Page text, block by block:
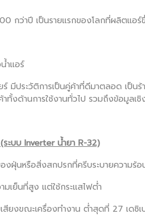
กว่าปี เป็นรายแรกของโลกที่ผลิตแ
ำแอร์
ร์ มีประวัติการเป็นคู่ค้าที่ดีมาตลอด เป็
ทั้งด้านการใช้งานทั่วไป รวมถึงข้อมูล
ะบบ Inverter น้ำยา R-32)
องฝุ่นหรือสิ่งสกปรกที่ครีบระบายความ
มเย็นที่สูง แต่ใช้กระแสไฟต่ำ
ยงขณะเครื่องทำงาน ต่ำสุดที่ 27 เดซิ